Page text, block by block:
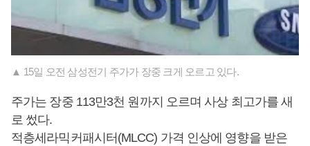
▲ 15일 오전 삼성전기 주가가 장중 크게 오르고 있다.
주가는 장중 113만3천 원까지 오르며 사상 최고가를 새
로 썼다.
적층세라믹커패시터(MLCC) 가격 인상에 영향을 받은